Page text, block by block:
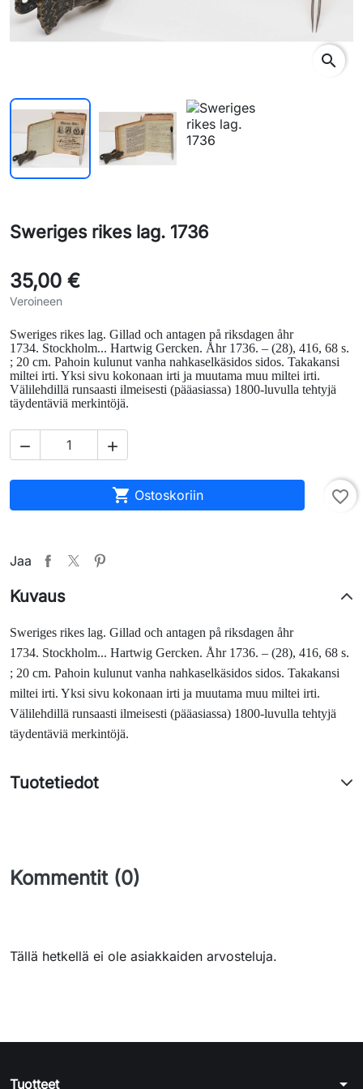
search
Sweriges rikes lag. 1736
35,00 €
Veroineen
Sweriges rikes lag. Gillad och antagen på riksdagen åhr
1734. Stockholm... Hartwig Gercken. Åhr 1736. – (28), 416, 68 s.
; 20 cm. Pahoin kulunut vanha nahkaselkäsidos sidos. Takakansi
miltei irti. Yksi sivu kokonaan irti ja muutama muu miltei irti.
Välilehdillä runsaasti ilmeisesti (pääasiassa) 1800-luvulla tehtyjä
täydentäviä merkintöjä.
 
 Ostoskoriin favorite_border
Jaa
Kuvaus
Sweriges rikes lag. Gillad och antagen på riksdagen åhr
1734. Stockholm... Hartwig Gercken. Åhr 1736. – (28), 416, 68 s.
; 20 cm. Pahoin kulunut vanha nahkaselkäsidos sidos. Takakansi
miltei irti. Yksi sivu kokonaan irti ja muutama muu miltei irti.
Välilehdillä runsaasti ilmeisesti (pääasiassa) 1800-luvulla tehtyjä
täydentäviä merkintöjä.
Tuotetiedot
Kommentit (0)
Tällä hetkellä ei ole asiakkaiden arvosteluja.
Tuotteet arrow_drop_down